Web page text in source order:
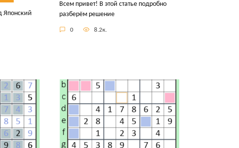
Японский
Всем привет! В этой статье подробно
разберём решение
0 8.2к.